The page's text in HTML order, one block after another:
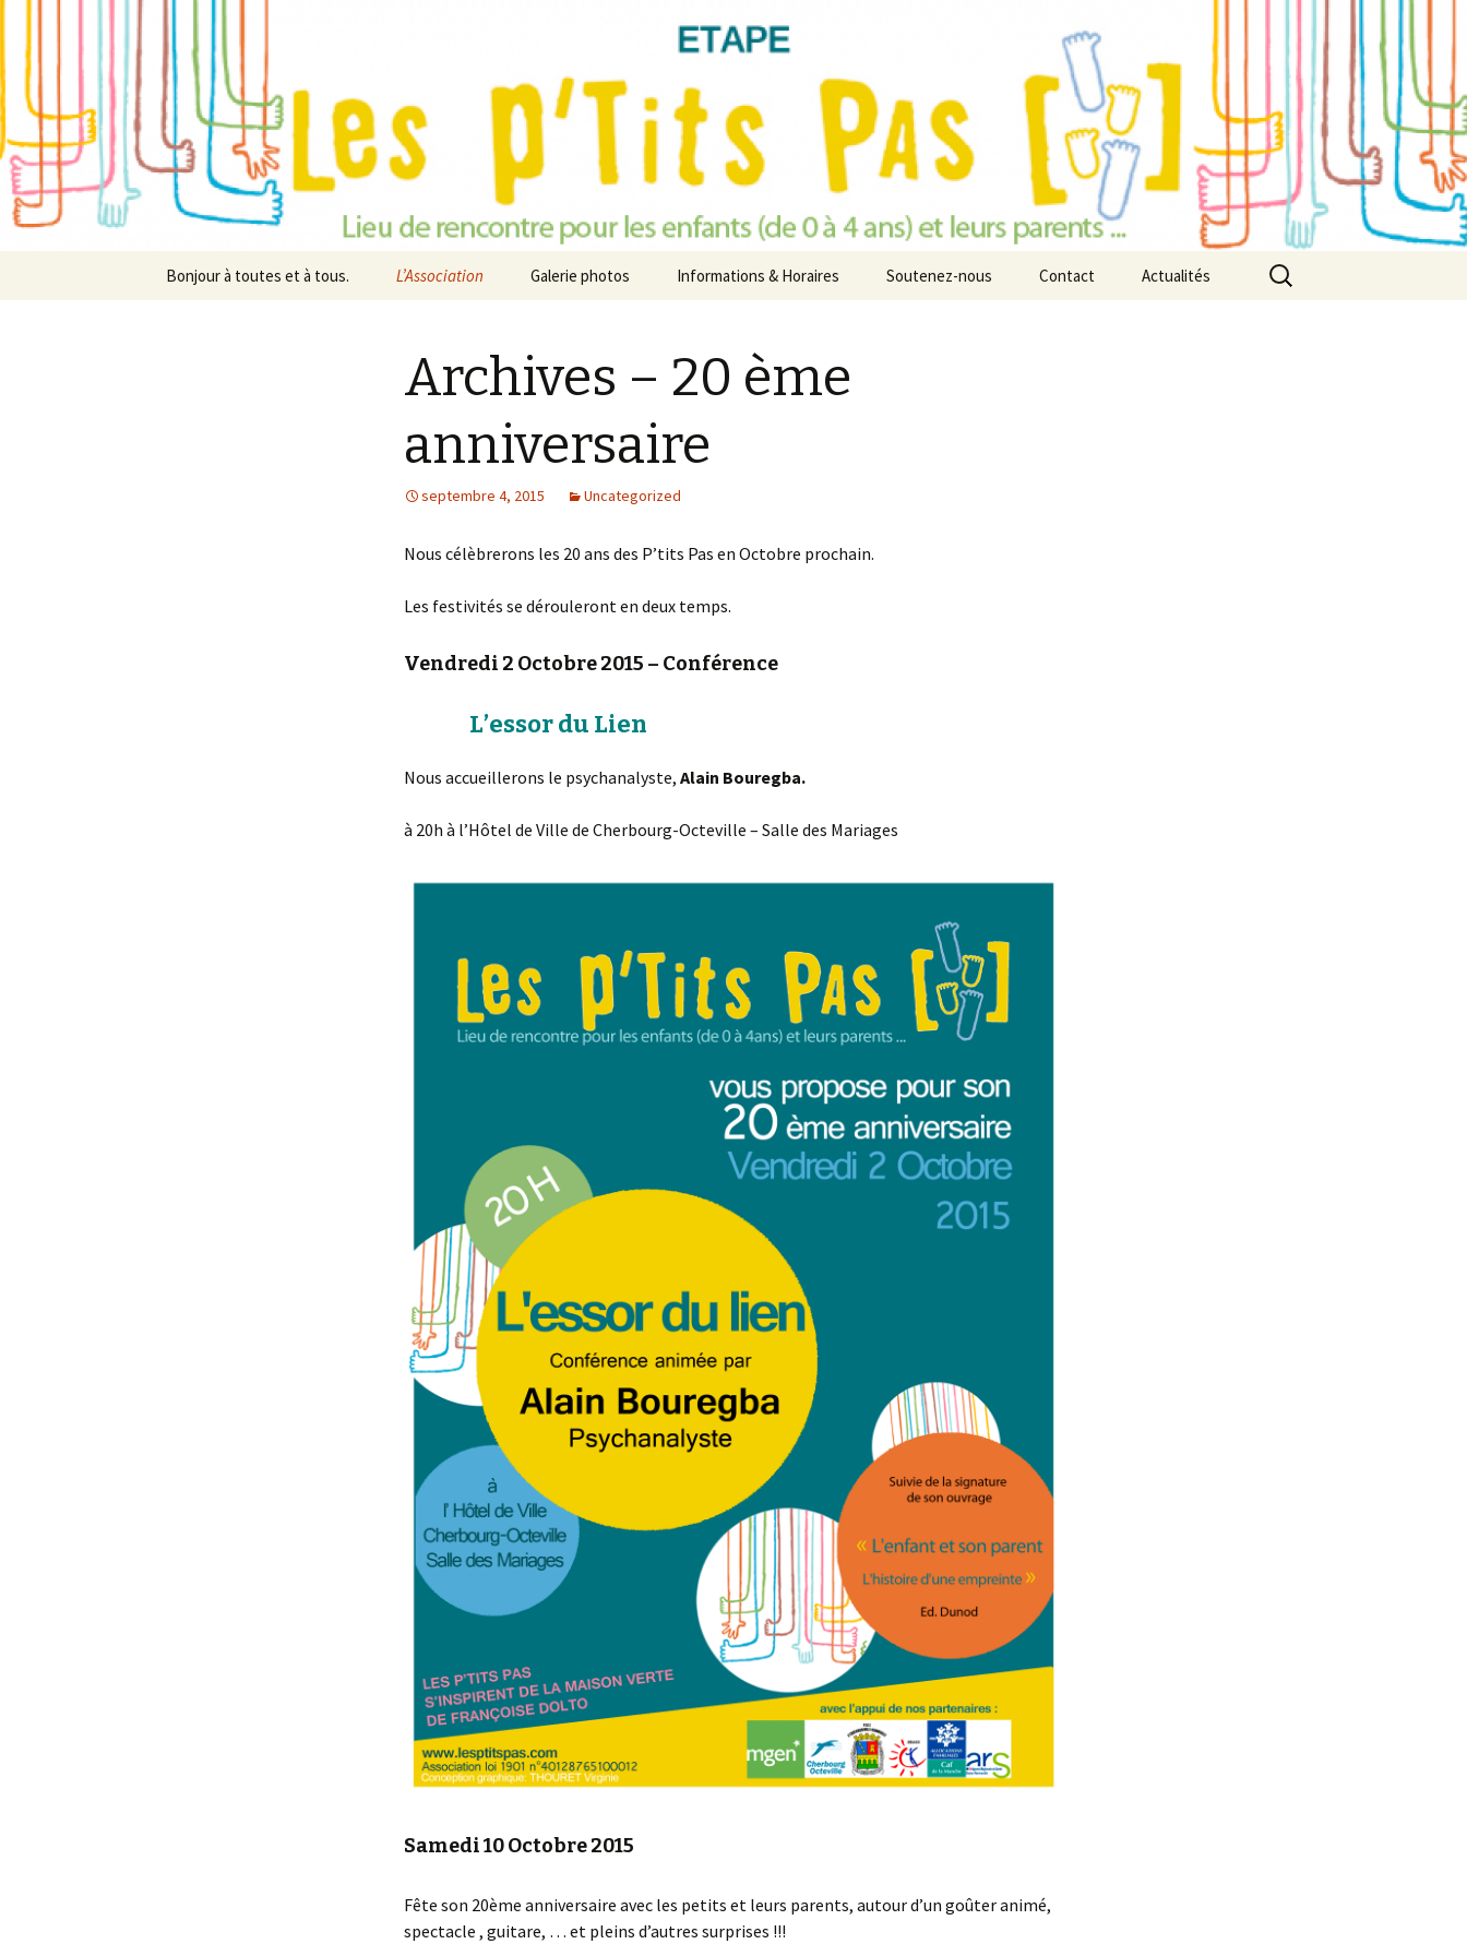
Les P'tits Pas
Espace Temps d'Accueil Parents Enfants
Aller
Bonjour à toutes et à tous. L’Association
Cherbourg-Octeville
La Maison Verte
Archives – 20 ème
anniversaire
Galerie photos Informations & Horaires Soutenez-nous Contact Actualités Rechercher :
Archives – 20 ème
anniversaire
septembre 4, 2015 Uncategorized
Nous célèbrerons les 20 ans des P’tits Pas en Octobre prochain.
Les festivités se dérouleront en deux temps.
Vendredi 2 Octobre 2015 – Conférence
L’essor du Lien
Nous accueillerons le psychanalyste, Alain Bouregba.
à 20h à l’Hôtel de Ville de Cherbourg-Octeville – Salle des Mariages
Samedi 10 Octobre 2015
Fête son 20ème anniversaire avec les petits et leurs parents, autour d’un goûter animé,
spectacle , guitare, … et pleins d’autres surprises !!!